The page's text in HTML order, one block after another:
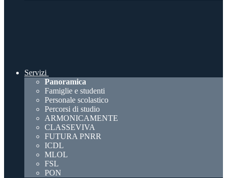
Servizi
Panoramica
Famiglie e studenti
Personale scolastico
Percorsi di studio
ARMONICAMENTE
CLASSEVIVA
FUTURA PNRR
ICDL
MLOL
FSL
PON